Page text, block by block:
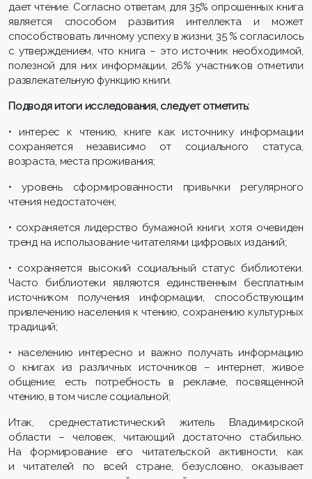
дает чтение. Согласно ответам, для 35% опрошенных книга
является способом развития интеллекта и может
способствовать личному успеху в жизни, 35 % согласилось
с утверждением, что книга – это источник необходимой,
полезной для них информации, 26% участников отметили
развлекательную функцию книги.
Подводя итоги исследования, следует отметить:
• интерес к чтению, книге как источнику информации
сохраняется независимо от социального статуса,
возраста, места проживания;
• уровень сформированности привычки регулярного
чтения недостаточен;
• сохраняется лидерство бумажной книги, хотя очевиден
тренд на использование читателями цифровых изданий;
• сохраняется высокий социальный статус библиотеки.
Часто библиотеки являются единственным бесплатным
источником получения информации, способствующим
привлечению населения к чтению, сохранению культурных
традиций;
• населению интересно и важно получать информацию
о книгах из различных источников – интернет, живое
общение; есть потребность в рекламе, посвященной
чтению, в том числе социальной;
Итак, среднестатистический житель Владимирской
области – человек, читающий достаточно стабильно.
На формирование его читательской активности, как
и читателей по всей стране, безусловно, оказывает